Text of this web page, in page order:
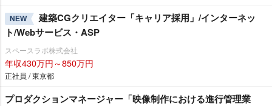
NEW
建築CGクリエイター「キャリア採用」/インターネッ
ト/Webサービス・ASP
スペースラボ株式会社
年収430万円～850万円
正社員 / 東京都
プロダクションマネージャー「映像制作における進行管理業